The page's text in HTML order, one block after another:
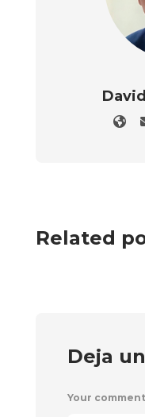
Related
Deja
Your comment